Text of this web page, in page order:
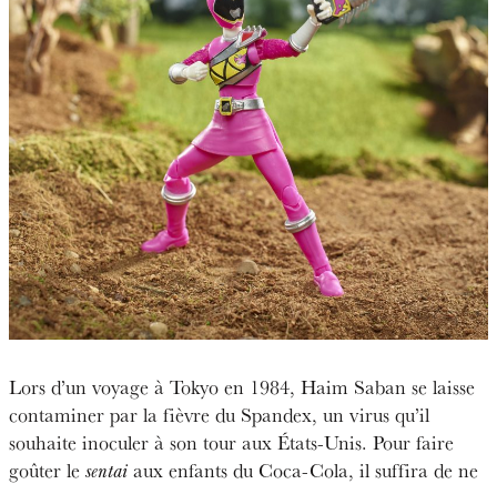
Lors d’un voyage à Tokyo en 1984, Haim Saban se laisse
contaminer par la fièvre du Spandex, un virus qu’il
souhaite inoculer à son tour aux États-Unis. Pour faire
goûter le sentai aux enfants du Coca-Cola, il suffira de ne